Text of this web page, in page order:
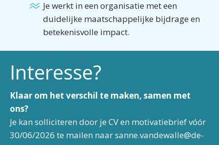
Je werkt in een organisatie met een
duidelijke maatschappelijke bijdrage en
betekenisvolle impact.
Interesse?
Klaar om het verschil te maken, samen met
ons?
Je kan solliciteren door je CV en motivatiebrief vóór
30/06/2026 te mailen naarsanne.vandewalle@de-